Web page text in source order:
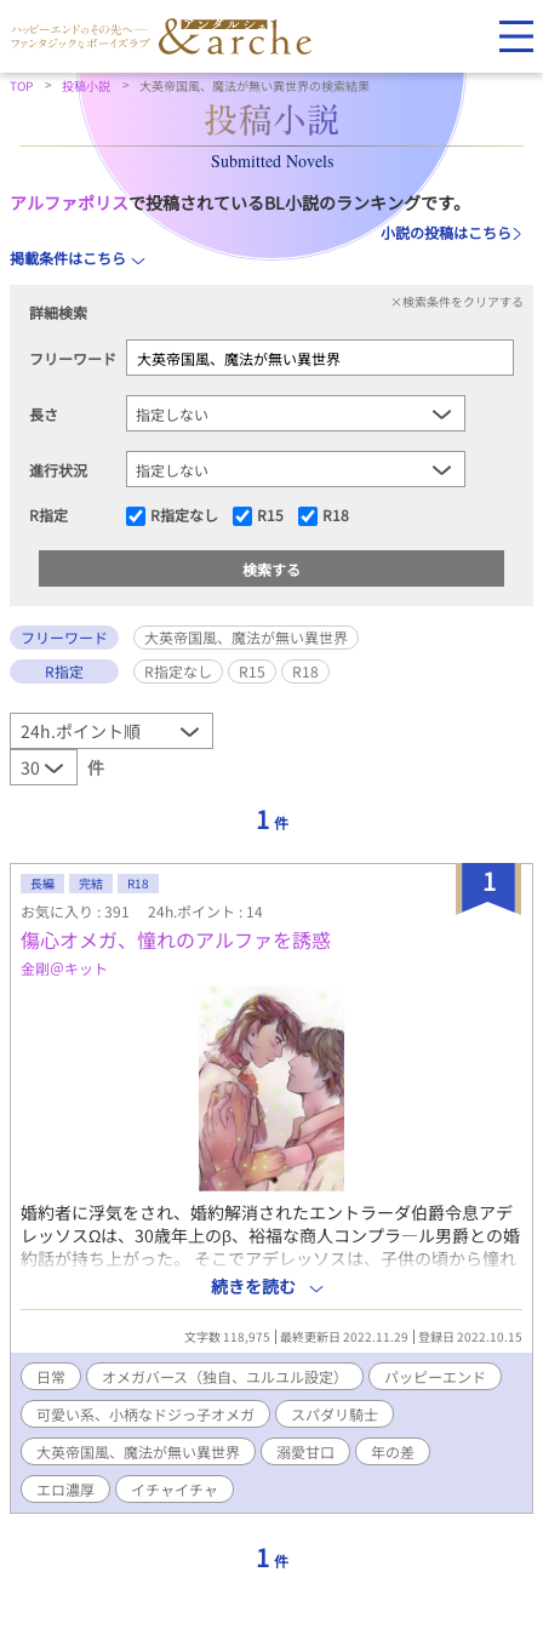
TOP 投稿小説 大英帝国風、魔法が無い異世界の検索結果
Submitted Novels
アルファポリスで投稿されているBL小説のランキングです。
小説の投稿はこちら
掲載条件はこちら
詳細検索
×検索条件をクリアする
フリーワード
長さ
進行状況
R指定 R指定なし R15 R18
フリーワード
大英帝国風、魔法が無い異世界
R指定
R指定なし R15 R18
件
1 件
1
長編 完結 R18
お気に入り : 391 24h.ポイント : 14
傷心オメガ、憧れのアルファを誘惑
金剛＠キット
婚約者に浮気をされ、婚約解消されたエントラーダ伯爵令息アデ
レッソスΩは、30歳年上のβ、裕福な商人コンプラ―ル男爵との婚
約話が持ち上がった。 そこでアデレッソスは、子供の頃から憧れ
ていた騎士、ジェレンチ公爵デスチーノαの寝室に忍び込み、結婚
前の思い出作りに抱いて欲しいと懇願する。 デスチーノαは熱意
に負け、アデレッソスΩを受け入れようとするが… アデレッソ
スには、思い出作り以外にもう一つ、父親に命令され、どうして
もデスチーノに抱かれなければいけない事情があった。 ３０歳年
上の婚約者には子種が無く、アルファの子を身籠ることが結婚の
条件だった。 父の命令と恋心から、愛するデスチーノにたくさん
ウソをついたアデレッソスは、幸せを掴むことができるのか？ ※
お話に都合の良い、イチャイチャ多めの、ユルユルオメガバース
です。 😘R18濃厚です。苦手な方はご注意ください！
続きを読む
文字数 118,975 最終更新日 2022.11.29 登録日 2022.10.15
日常 オメガバース（独自、ユルユル設定）
パッピーエンド
可愛い系、小柄なドジっ子オメガ
スパダリ騎士
大英帝国風、魔法が無い異世界
溺愛甘口
年の差
エロ濃厚
イチャイチャ
1 件